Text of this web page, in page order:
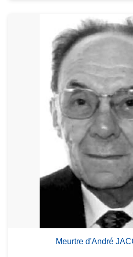
Meurtre d'André